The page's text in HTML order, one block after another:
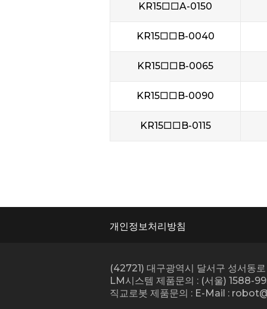
KR15□□A-0150
KR15□□B-0040
KR15□□B-0065
KR15□□B-0090
KR15□□B-0115
개인정보처리방침
(42721) 대구광역시 달서구 성서동
LM시스템 제품문의 : (서울) 1588-
직교로봇 제품문의 : E-Mail :